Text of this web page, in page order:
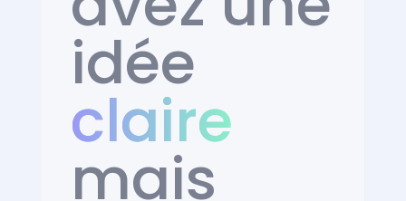
idée
claire
mais